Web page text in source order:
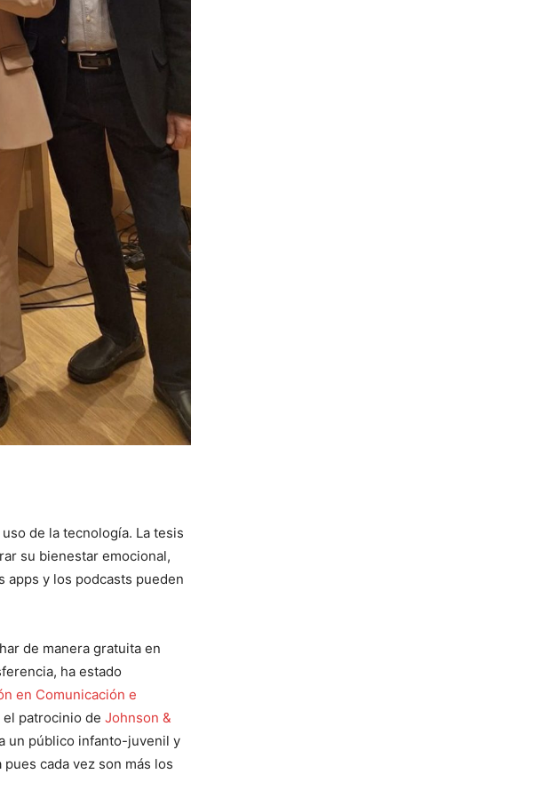
de la tecnología. La tesis
su bienestar emocional,
apps y los podcasts pueden
de manera gratuita en
ha estado
en Comunicación e
patrocinio de Johnson &
un público infanto-juvenil y
cada vez son más los